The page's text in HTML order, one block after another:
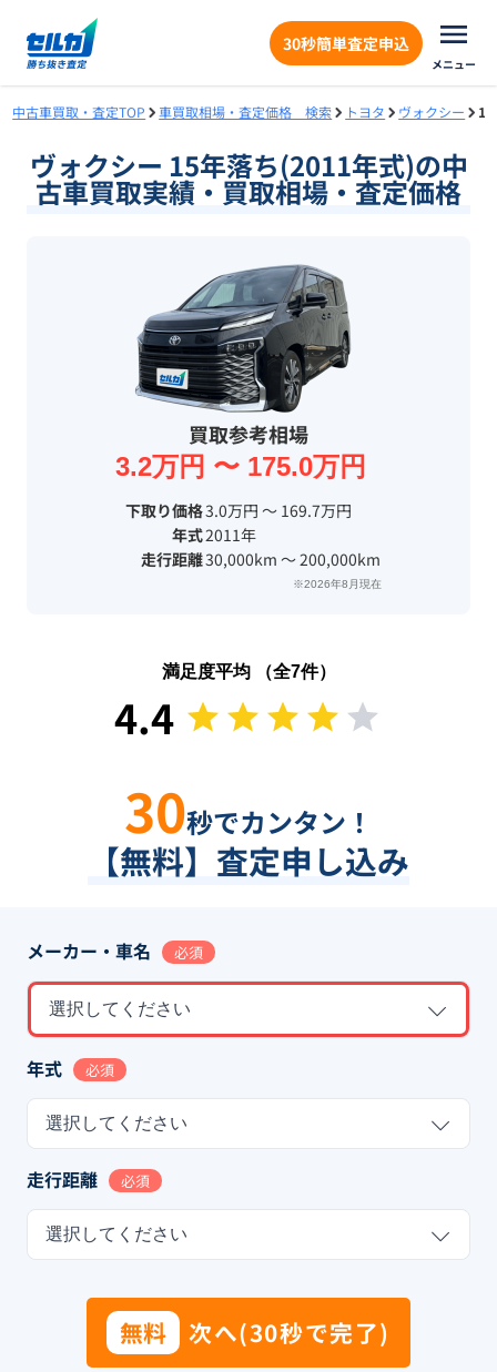
30秒簡単査定申込
メニュー
中古車買取・査定TOP 車買取相場・査定価格 検索 トヨタ ヴォクシー
ヴォクシー 15年落ち(2011年式)の中
古車買取実績・買取相場・査定価格
買取参考相場
3.2万円 〜 175.0万円
下取り価格3.0万円 〜 169.7万円
年式2011年
走行距離30,000km 〜 200,000km
※2026年8月現在
満足度平均 （全7件）
4.4
30秒でカンタン！
【無料】査定申し込み
メーカー・車名 必須
選択してください
年式 必須
選択してください
走行距離 必須
選択してください
無料 次へ(30秒で完了)